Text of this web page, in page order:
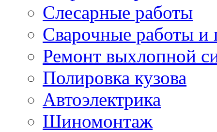
Слесарные работы
Сварочные работы и
Ремонт выхлопной
Полировка кузова
Автоэлектрика
Шиномонтаж